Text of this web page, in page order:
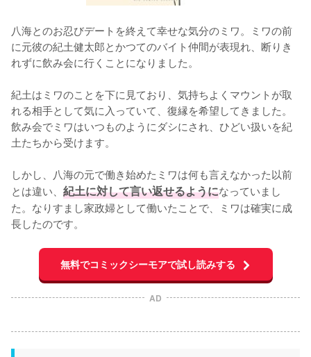
八海とのお忍びデートを終えて幸せな気分のミワ。ミワの前
に元彼の紀土健太郎とかつてのバイト仲間が表現れ、断りき
れずに飲み会に行くことになりました。
紀土はミワのことを下に見ており、気持ちよくマウントが取
れる相手として気に入っていて、復縁を希望してきました。
飲み会でミワはいつものようにダシにされ、ひどい扱いを紀
土たちから受けます。
しかし、八海の元で働き始めたミワは何も言えなかった以前
とは違い、 紀土に対して言い返せるようになっていまし
た。なりすまし家政婦として働いたことで、ミワは確実に成
長したのです。
無料でコミックシーモアで試し読みする
AD